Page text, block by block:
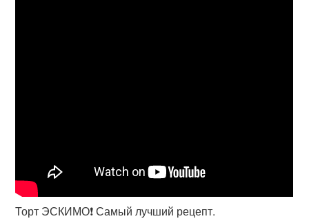
Торт ЭСКИМО❗ Самый лучший рецепт.